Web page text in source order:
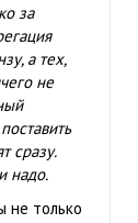
за
а тех,
не
сразу.
надо.
не только